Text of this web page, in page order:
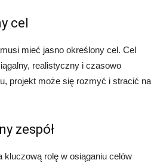
cel
mieć jasno określony cel. Cel
realistyczny i czasowo
projekt może się rozmyć i stracić na
zespół
kluczową rolę w osiąganiu celów